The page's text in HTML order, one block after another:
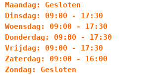
Maandag: Gesloten
Dinsdag: 09:00 - 17:30
Woensdag: 09:00 - 17:30
Donderdag: 09:00 - 17:30
Vrijdag: 09:00 - 17:30
Zaterdag: 09:00 - 16:00
Zondag: Gesloten